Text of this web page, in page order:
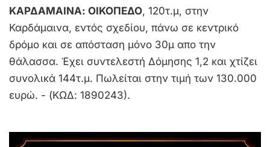
ΚΑΡΔΑΜΑΙΝΑ: ΟΙΚΟΠΕΔΟ, 120τ.μ, στην
Καρδάμαινα, εντός σχεδίου, πάνω σε κεντρικό
δρόμο και σε απόσταση μόνο 30μ απο την
θάλασσα. Έχει συντελεστή Δόμησης 1,2 και χτίζει
συνολικά 144τ.μ. Πωλείται στην τιμή των 130.000
ευρώ. - (ΚΩΔ: 1890243).